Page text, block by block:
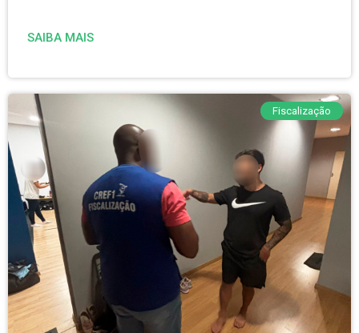
SAIBA MAIS
Fiscalização